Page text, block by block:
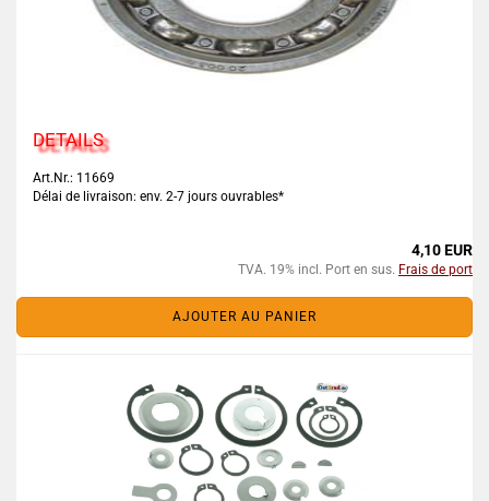
DETAILS
Art.Nr.: 11669
Délai de livraison: env. 2-7 jours ouvrables*
4,10 EUR
TVA. 19% incl. Port en sus. Frais de port
AJOUTER AU PANIER